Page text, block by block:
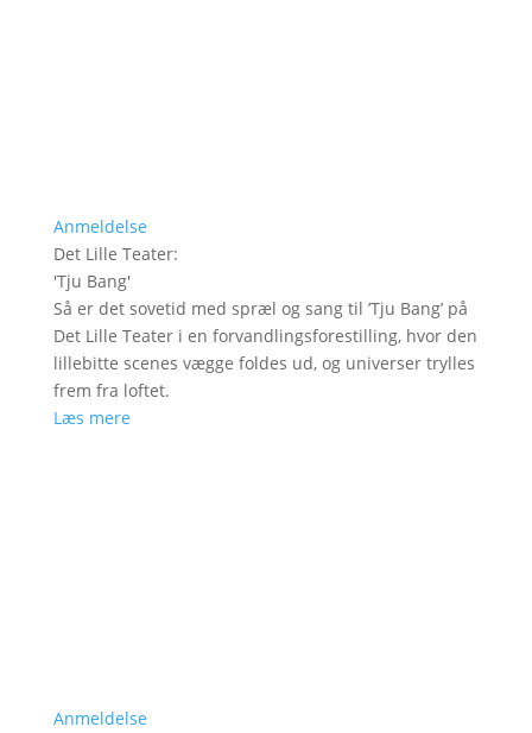
Anmeldelse
Det Lille Teater:
'Tju Bang'
Så er det sovetid med spræl og sang til ’Tju Bang’ på
Det Lille Teater i en forvandlingsforestilling, hvor den
lillebitte scenes vægge foldes ud, og universer trylles
frem fra loftet.
Læs mere
Anmeldelse